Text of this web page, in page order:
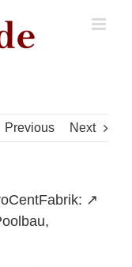
Previous Next
↗️